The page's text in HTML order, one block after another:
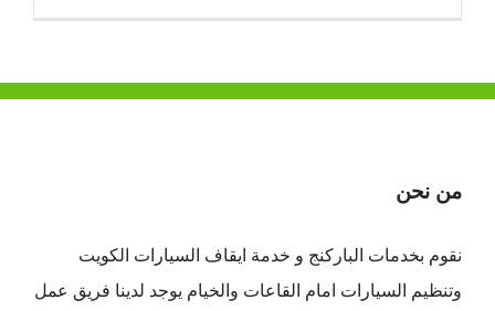
من نحن
نقوم بخدمات الباركنج و خدمة ايقاف السيارات الكويت
وتنظيم السيارات امام القاعات والخيام يوجد لدينا فريق عمل